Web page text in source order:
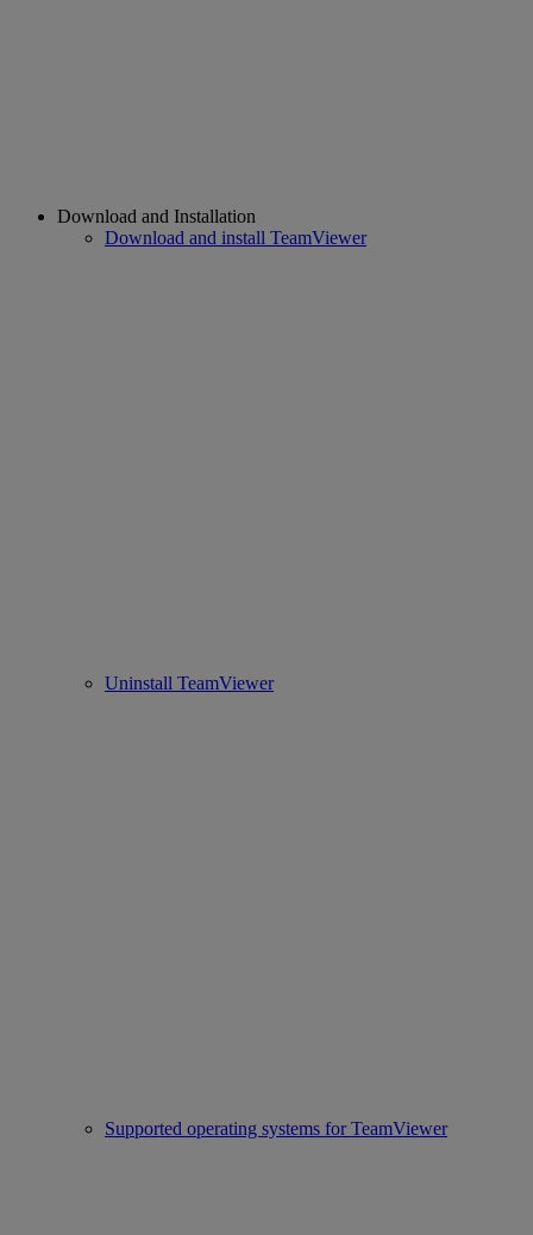
Download and Installation
Download and install TeamViewer
Uninstall TeamViewer
Supported operating systems for TeamViewer